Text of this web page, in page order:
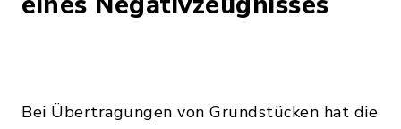
Bei Übertragungen von Grundstücken hat die